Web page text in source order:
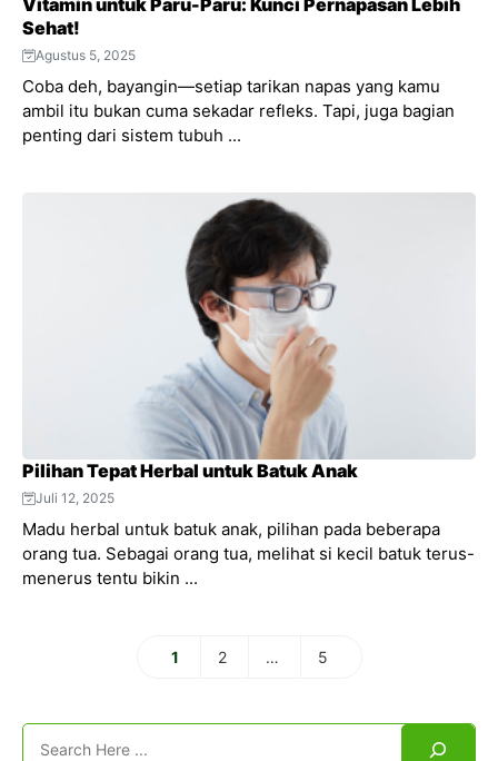
Vitamin untuk Paru-Paru: Kunci Pernapasan Lebih
Sehat!
Agustus 5, 2025
Coba deh, bayangin—setiap tarikan napas yang kamu
ambil itu bukan cuma sekadar refleks. Tapi, juga bagian
penting dari sistem tubuh ...
Pilihan Tepat Herbal untuk Batuk Anak
Juli 12, 2025
Madu herbal untuk batuk anak, pilihan pada beberapa
orang tua. Sebagai orang tua, melihat si kecil batuk terus-
menerus tentu bikin ...
Halaman
1 Halaman
2 … 5
Search